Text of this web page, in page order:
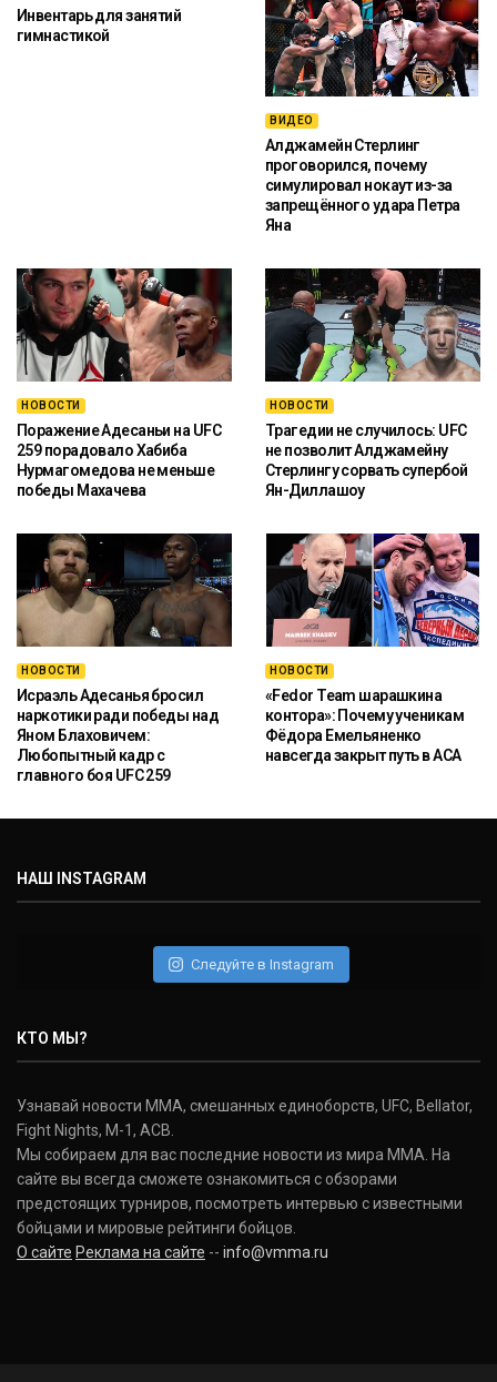
Инвентарь для занятий
гимнастикой
ВИДЕО
Алджамейн Стерлинг
проговорился, почему
симулировал нокаут из-за
запрещённого удара Петра
Яна
НОВОСТИ
Поражение Адесаньи на UFC
259 порадовало Хабиба
Нурмагомедова не меньше
победы Махачева
НОВОСТИ
Трагедии не случилось: UFC
не позволит Алджамейну
Стерлингу сорвать супербой
Ян-Диллашоу
НОВОСТИ
Исраэль Адесанья бросил
наркотики ради победы над
Яном Блаховичем:
Любопытный кадр с
главного боя UFC 259
НОВОСТИ
«Fedor Team шарашкина
контора»: Почему ученикам
Фёдора Емельяненко
навсегда закрыт путь в ACA
НАШ INSTAGRAM
Следуйте в Instagram
КТО МЫ?
Узнавай новости ММА, смешанных единоборств, UFC, Bellator,
Fight Nights, M-1, ACB.
Мы собираем для вас последние новости из мира ММА. На
сайте вы всегда сможете ознакомиться с обзорами
предстоящих турниров, посмотреть интервью с известными
бойцами и мировые рейтинги бойцов.
О сайте Реклама на сайте -- info@vmma.ru